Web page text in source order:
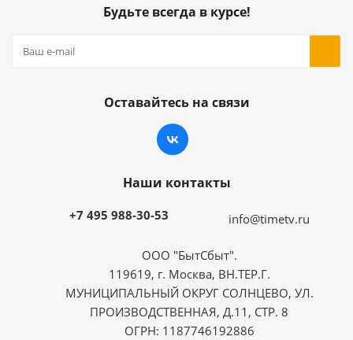
Будьте всегда в курсе!
Оставайтесь на связи
Наши контакты
+7 495 988-30-53 info@timetv.ru
ООО "БытСбыт".
119619, г. Москва, ВН.ТЕР.Г.
МУНИЦИПАЛЬНЫЙ ОКРУГ СОЛНЦЕВО, УЛ.
ПРОИЗВОДСТВЕННАЯ, Д.11, СТР. 8
ОГРН: 1187746192886